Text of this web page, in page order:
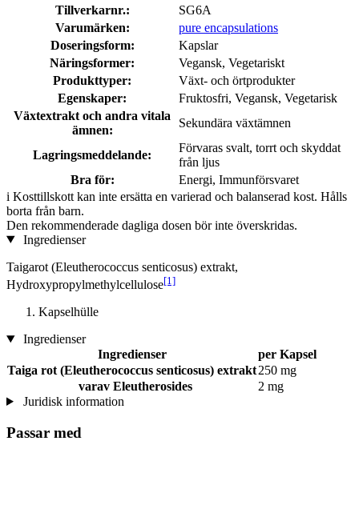
Tillverkarnr.:
SG6A
Varumärken:
pure encapsulations
Doseringsform:
Kapslar
Näringsformer:
Vegansk, Vegetariskt
Produkttyper:
Växt- och örtprodukter
Egenskaper:
Fruktosfri, Vegansk, Vegetarisk
Växtextrakt och andra vitala
ämnen:
Sekundära växtämnen
Lagringsmeddelande:
Förvaras svalt, torrt och skyddat
från ljus
Bra för:
Energi, Immunförsvaret
i Kosttillskott kan inte ersätta en varierad och balanserad kost. Hålls
borta från barn.
Den rekommenderade dagliga dosen bör inte överskridas.
Ingredienser
Taigarot (Eleutherococcus senticosus) extrakt,
Hydroxypropylmethylcellulose[1]
Kapselhülle
Ingredienser
Ingredienser
per Kapsel
Taiga rot (Eleutherococcus senticosus) extrakt250 mg
varav Eleutherosides
2 mg
Juridisk information
Passar med